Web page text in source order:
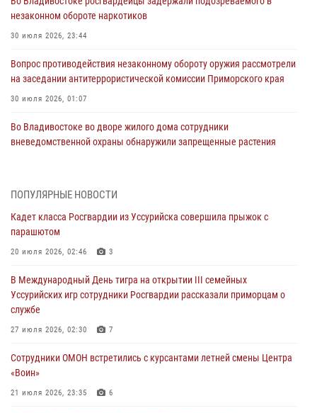
незаконном обороте наркотиков
30 июля 2026, 23:44
Вопрос противодействия незаконному обороту оружия рассмотрели
на заседании антитеррористической комиссии Приморского края
30 июля 2026, 01:07
Во Владивостоке во дворе жилого дома сотрудники
вневедомственной охраны обнаружили запрещенные растения
В День Крещения Руси в Князь-Владимирском храме – Главном
ходом
28 июля 2026, 10:29
посвященном Дню Крещения Руси
28 июля 2026, 05:39 3
В Международный День тигра на открытии III семейных
службе
ПОПУЛЯРНЫЕ НОВОСТИ
Кадет класса Росгвардии из Уссурийска совершила прыжок с
парашютом
20 июля 2026, 02:46 3
В Международный День тигра на открытии III семейных
Уссурийских игр сотрудники Росгвардии рассказали приморцам о
службе
27 июля 2026, 02:30 7
Сотрудники ОМОН встретились с курсантами летней смены Центра
«Воин»
21 июля 2026, 23:35 6